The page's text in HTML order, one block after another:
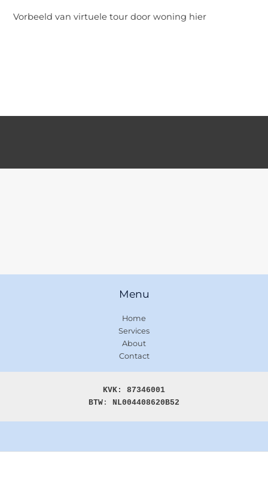
Vorbeeld van virtuele tour door woning hier
Menu
Home
Services
About
Contact
KVK: 87346001
BTW : NL004408620B52